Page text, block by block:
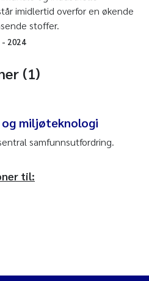
imidlertid overfor en økende
stoffer.
- 2024
(1)
miljøteknologi
samfunnsutfordring.
til: